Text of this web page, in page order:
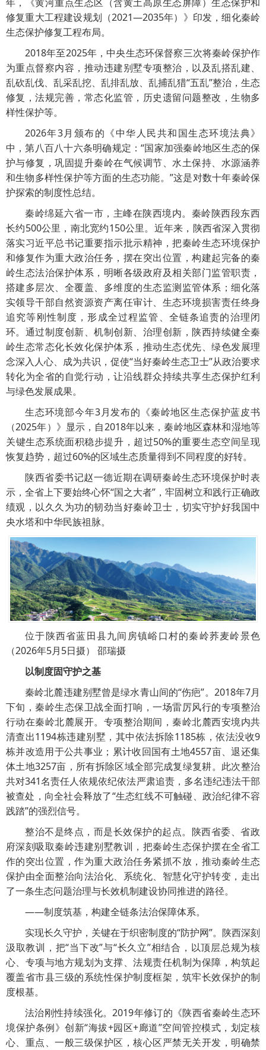
修复重大工程建设规划（2021—2035年）》印发，细化秦岭
生态保护修复工程布局。
2018年至2025年，中央生态环保督察三次将秦岭保护作
为重点督察内容，推动违建别墅专项整治，以及乱搭乱建、
乱砍乱伐、乱采乱挖、乱排乱放、乱捕乱猎“五乱”整治，生态
修复，法规完善，常态化监管，历史遗留问题整改，生物多
样性保护等。
2026年3月颁布的《中华人民共和国生态环境法典》
中，第八百八十六条明确规定：“国家加强秦岭地区生态的保
护与修复，巩固提升秦岭在气候调节、水土保持、水源涵养
和生物多样性保护等方面的生态功能。”这是对数十年秦岭保
护探索的制度性总结。
秦岭绵延六省一市，主峰在陕西境内。秦岭陕西段东西
长约500公里，南北宽约150公里。近年来，陕西省深入贯彻
落实习近平总书记重要指示批示精神，把秦岭生态环境保护
和修复作为重大政治任务，摆在突出位置，构建起完备的秦
岭生态法治保护体系，明晰各级政府及相关部门监管职责，
搭建多层次、全覆盖、多维度的生态监测监管体系；细化落
实领导干部自然资源资产离任审计、生态环境损害责任终身
追究等刚性制度，形成全过程监管、全链条追责的治理闭
环。通过制度创新、机制创新、治理创新，陕西持续健全秦
岭生态常态化长效化保护体系，推动生态优先、绿色发展理
念深入人心、成为共识，促使“当好秦岭生态卫士”从政治要求
转化为全省的自觉行动，让沿线群众持续共享生态保护红利
与绿色发展成果。
生态环境部今年3月发布的《秦岭地区生态保护蓝皮书
（2025年）》显示，自2018年以来，秦岭地区森林和湿地等
关键生态系统面积稳步提升，超过50%的重要生态空间呈现
恢复趋势，超过60%的区域生态质量得到不同程度的好转。
陕西省委书记赵一德近期在调研秦岭生态环境保护时表
示，全省上下要始终心怀“国之大者”，牢固树立和践行正确政
绩观，以久久为功的韧劲当好秦岭卫士，切实守护好我国中
央水塔和中华民族祖脉。
位于陕西省蓝田县九间房镇峪口村的秦岭荞麦岭景色
（2026年5月5日摄） 邵瑞摄
以制度固守护之基
秦岭北麓违建别墅曾是绿水青山间的“伤疤”。2018年7月
下旬，秦岭生态保卫战全面打响，一场雷厉风行的专项整治
行动在秦岭北麓展开。专项整治期间，秦岭北麓西安境内共
清查出1194栋违建别墅，其中依法拆除1185栋，依法没收9
栋并改造用于公共事业；累计收回国有土地4557亩、退还集
体土地3257亩，所有拆除区域全部完成复绿复耕。此次整治
共对341名责任人依规依纪依法严肃追责，多名违纪违法干部
被查处，向全社会释放了“生态红线不可触碰、政治纪律不容
践踏”的强烈信号。
整治不是终点，而是长效保护的起点。陕西省委、省政
府深刻吸取秦岭违建别墅教训，把秦岭生态保护摆在全省工
作的突出位置，作为重大政治任务紧抓不放，推动秦岭生态
保护由全面整治向法治化、系统化、智慧化守护转变，走出
了一条生态问题治理与长效机制建设协同推进的路径。
——制度筑基，构建全链条法治保障体系。
实现长久守护，关键在于织密制度的“防护网”。陕西深刻
汲取教训，把“当下改”与“长久立”相结合，以顶层总规为核
心、专项与地方规划为支撑、法规责任机制为保障，构筑起
覆盖省市县三级的系统性保护制度框架，筑牢长效保护的制
度根基。
法治刚性持续强化。2019年修订的《陕西省秦岭生态环
境保护条例》创新“海拔+园区+廊道”空间管控模式，划定核
心、重点、一般三级保护区，核心区严禁无关开发，明确禁